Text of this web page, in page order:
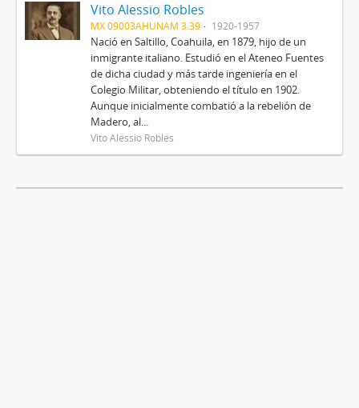
Vito Alessio Robles
MX 09003AHUNAM 3.39 1920-1957
Nació en Saltillo, Coahuila, en 1879, hijo de un
inmigrante italiano. Estudió en el Ateneo Fuentes
de dicha ciudad y más tarde ingeniería en el
Colegio Militar, obteniendo el título en 1902.
Aunque inicialmente combatió a la rebelión de
Madero, al...
Vito Alessio Robles